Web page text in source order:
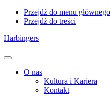
Przejdź do menu głównego
Przejdź do treści
Harbingers
Menu
O nas
Kultura i Kariera
Kontakt